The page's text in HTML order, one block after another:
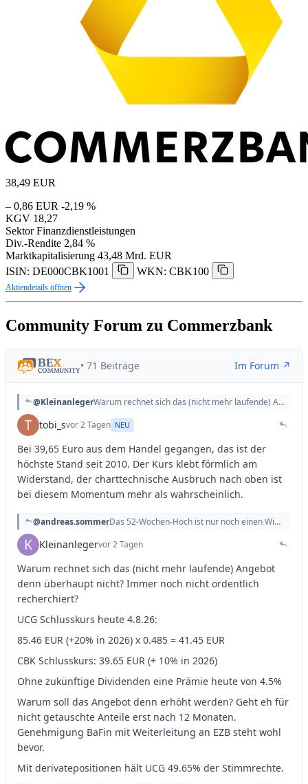
38,49 EUR
– 0,86 EUR -2,19 %
KGV 18,27
Sektor Finanzdienstleistungen
Div.-Rendite 2,84 %
Marktkapitalisierung 43,48 Mrd. EUR
ISIN: DE000CBK1001
WKN: CBK100
Aktiendetails öffnen
Community Forum zu Commerzbank